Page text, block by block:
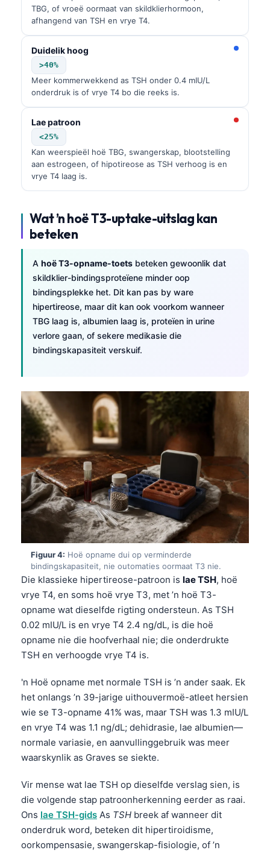
TBG, of vroeë oormaat van skildklierhormoon,
afhangend van TSH en vrye T4.
Duidelik hoog
>40%
Meer kommerwekkend as TSH onder 0.4 mIU/L
onderdruk is of vrye T4 bo die reeks is.
Lae patroon
<25%
Kan weerspieël hoë TBG, swangerskap, blootstelling
aan estrogeen, of hipotireose as TSH verhoog is en
vrye T4 laag is.
Wat ’n hoë T3-uptake-uitslag kan
beteken
A hoë T3-opname-toets beteken gewoonlik dat
skildklier-bindingsproteïene minder oop
bindingsplekke het. Dit kan pas by ware
hipertireose, maar dit kan ook voorkom wanneer
TBG laag is, albumien laag is, proteïen in urine
verlore gaan, of sekere medikasie die
bindingskapasiteit verskuif.
Figuur 4: Hoë opname dui op verminderde
bindingskapasiteit, nie outomaties oormaat T3 nie.
Die klassieke hipertireose-patroon is lae TSH, hoë
vrye T4, en soms hoë vrye T3, met ’n hoë T3-
opname wat dieselfde rigting ondersteun. As TSH
0.02 mIU/L is en vrye T4 2.4 ng/dL, is die hoë
opname nie die hoofverhaal nie; die onderdrukte
TSH en verhoogde vrye T4 is.
'n Hoë opname met normale TSH is ’n ander saak. Ek
het onlangs ’n 39-jarige uithouvermoë-atleet hersien
wie se T3-opname 41% was, maar TSH was 1.3 mIU/L
en vrye T4 was 1.1 ng/dL; dehidrasie, lae albumien—
normale variasie, en aanvullinggebruik was meer
waarskynlik as Graves se siekte.
Vir mense wat lae TSH op dieselfde verslag sien, is
die volgende stap patroonherkenning eerder as raai.
Ons lae TSH-gids As TSH breek af wanneer dit
onderdruk word, beteken dit hipertiroidisme,
oorkompensasie, swangerskap-fisiologie, of ’n